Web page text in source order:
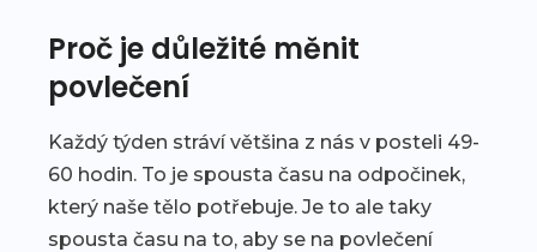
Proč je důležité měnit
povlečení
Každý týden stráví většina z nás v posteli 49-
60 hodin. To je spousta času na odpočinek,
který naše tělo potřebuje. Je to ale taky
spousta času na to, aby se na povlečení